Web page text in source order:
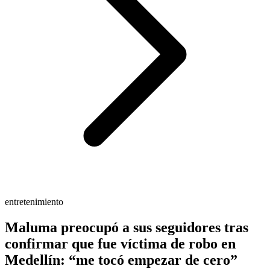
entretenimiento
Maluma preocupó a sus seguidores tras
confirmar que fue víctima de robo en
Medellín: “me tocó empezar de cero”